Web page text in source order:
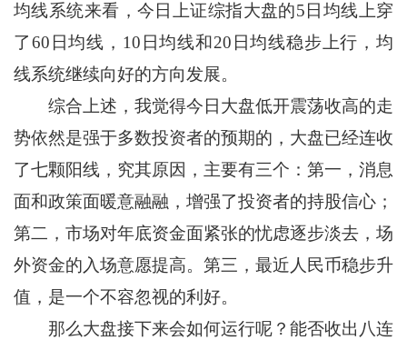
均线系统来看，今日上证综指大盘的5日均线上穿
了60日均线，10日均线和20日均线稳步上行，均
线系统继续向好的方向发展。
综合上述，我觉得今日大盘低开震荡收高的走
势依然是强于多数投资者的预期的，大盘已经连收
了七颗阳线，究其原因，主要有三个：第一，消息
面和政策面暖意融融，增强了投资者的持股信心；
第二，市场对年底资金面紧张的忧虑逐步淡去，场
外资金的入场意愿提高。第三，最近人民币稳步升
值，是一个不容忽视的利好。
那么大盘接下来会如何运行呢？能否收出八连